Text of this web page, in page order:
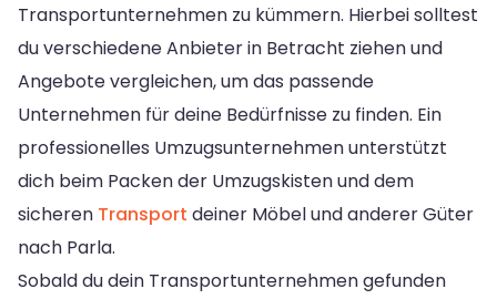
Transportunternehmen zu kümmern. Hierbei solltest
du verschiedene Anbieter in Betracht ziehen und
Angebote vergleichen, um das passende
Unternehmen für deine Bedürfnisse zu finden. Ein
professionelles Umzugsunternehmen unterstützt
dich beim Packen der Umzugskisten und dem
sicheren Transport deiner Möbel und anderer Güter
nach Parla.
Sobald du dein Transportunternehmen gefunden